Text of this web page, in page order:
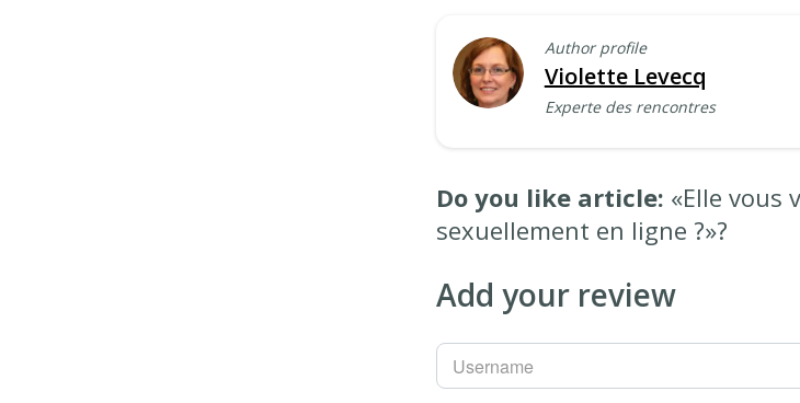
Author profile
Violette Levecq
Experte des rencontres
Do you like article: «Elle vous
sexuellement en ligne ?»?
Add your review
Username